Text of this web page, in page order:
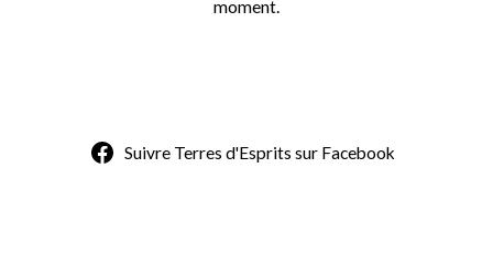
moment.
Suivre Terres d'Esprits sur Facebook